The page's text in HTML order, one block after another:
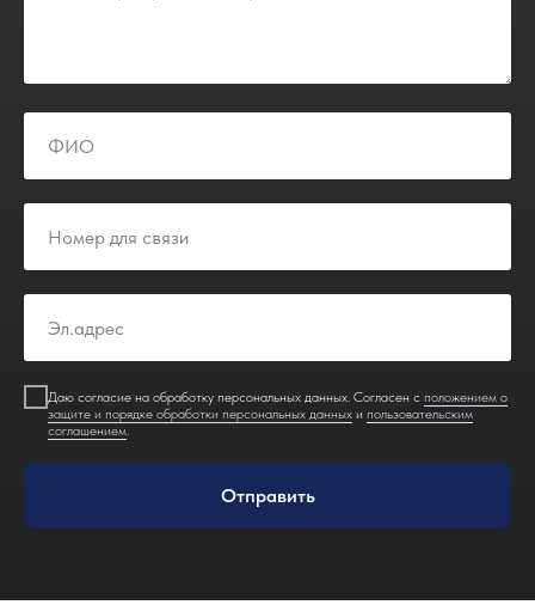
Даю согласие на обработку персональных данных. Согласен с положением о
защите и порядке обработки персональных данных и пользовательским
соглашением
Отправить